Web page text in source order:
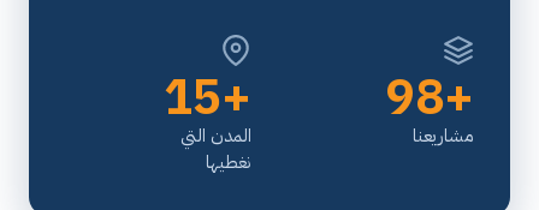
+98
مشاريعنا
+15
المدن التي
نغطيها